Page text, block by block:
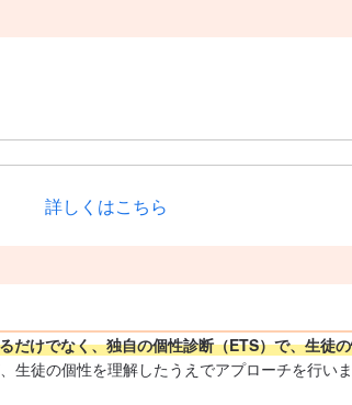
詳しくはこちら
だけでなく、独自の個性診断（ETS）で、生徒
徒の個性を理解したうえでアプローチを行